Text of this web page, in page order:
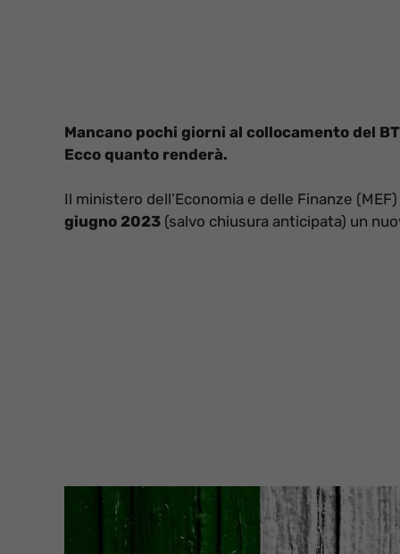
Mancano pochi giorni al collocamento del
Ecco quanto renderà.
Il ministero dell’Economia e delle Finanze
giugno 2023 (salvo chiusura anticipata) un